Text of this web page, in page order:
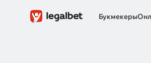
Букмекеры